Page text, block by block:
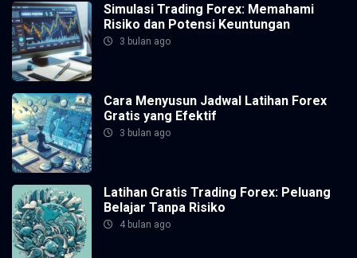
Simulasi Trading Forex: Memahami
Risiko dan Potensi Keuntungan
3 bulan ago
Cara Menyusun Jadwal Latihan Forex
Gratis yang Efektif
3 bulan ago
Latihan Gratis Trading Forex: Peluang
Belajar Tanpa Risiko
4 bulan ago